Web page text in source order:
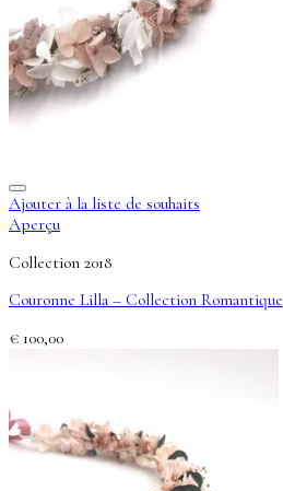
Ajouter à la liste de souhaits
Aperçu
Collection 2018
Couronne Lilla – Collection Romantique
€ 100,00